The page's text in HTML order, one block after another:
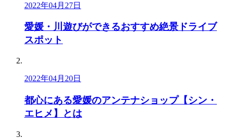
2022年04月27日
愛媛・川遊びができるおすすめ絶景ドライブ
スポット
2022年04月20日
都心にある愛媛のアンテナショップ【シン・
エヒメ】とは